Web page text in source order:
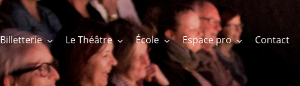
Billetterie Le Théâtre École Espace pro Contact